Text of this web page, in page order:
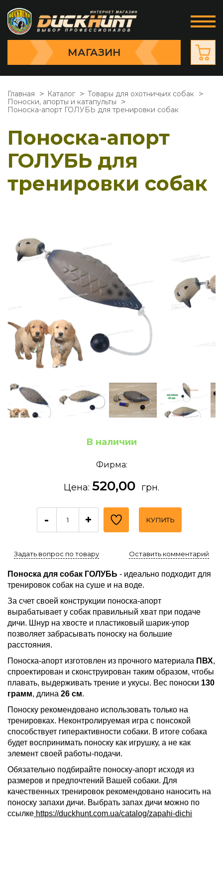
МАГАЗИН
Главная Каталог
Товары для охотничьих собак
Поноски, апорты и катапульты
Поноска-апорт ГОЛУБЬ для тренировки собак
Поноска-апорт
ГОЛУБЬ для
тренировки собак
В наличии
Фирма:
Цена: 520,00 грн.
- + КУПИТЬ
Задать вопрос по товару Оставить комментарий
Поноска для собак ГОЛУБЬ - идеально подходит для
тренировок собак на суше и на воде.
За счет своей конструкции поноска-апорт
вырабатывает у собак правильный хват при подаче
дичи. Шнур на хвосте и пластиковый шарик-упор
позволяет забрасывать поноску на большие
расстояния.
Поноска-апорт изготовлен из прочного материала ПВХ,
спроектирован и сконструирован таким образом, чтобы
плавать, выдерживать трение и укусы. Вес поноски 130
грамм, длина 26 см.
Поноску рекомендовано использовать только на
тренировках. Неконтролируемая игра с понсокой
способствует гиперактивности собаки. В итоге собака
будет воспринимать поноску как игрушку, а не как
элемент своей работы-подачи.
Обязательно подбирайте поноску-апорт исходя из
размеров и предпочтений Вашей собаки. Для
качественных тренировок рекомендовано наносить на
поноску запахи дичи. Выбрать запах дичи можно по
ссылке https://duckhunt.com.ua/catalog/zapahi-dichi